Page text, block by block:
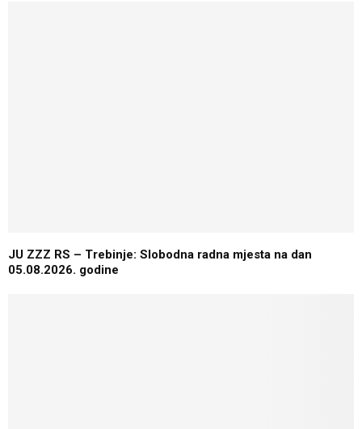
JU ZZZ RS – Trebinje: Slobodna radna mjesta na dan
05.08.2026. godine